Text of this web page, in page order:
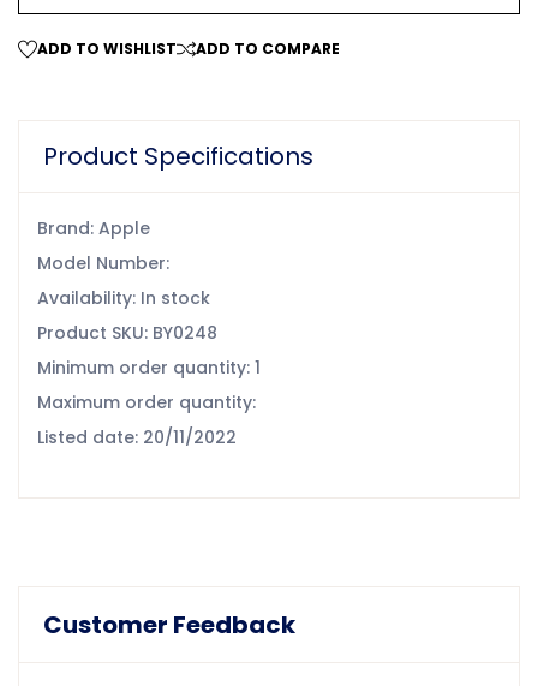
ADD TO WISHLIST ADD TO COMPARE
Product Specifications
Brand: Apple
Model Number:
Availability: In stock
Product SKU: BY0248
Minimum order quantity: 1
Maximum order quantity:
Listed date: 20/11/2022
Customer Feedback